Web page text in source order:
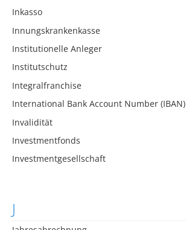
Inkasso
Innungskrankenkasse
Institutionelle Anleger
Institutschutz
Integralfranchise
International Bank Account Number (IBAN)
Invalidität
Investmentfonds
Investmentgesellschaft
J